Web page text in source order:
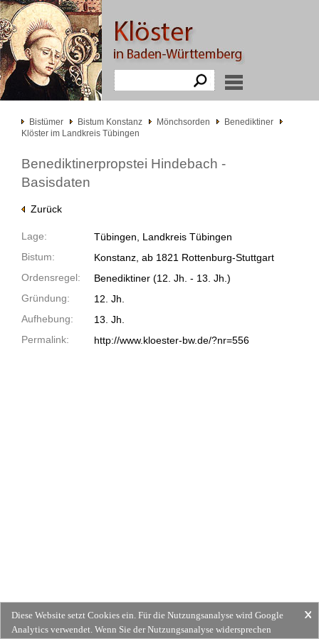
Bistümer Bistum Konstanz Mönchsorden
Benediktiner
Klöster im Landkreis Tübingen
Benediktinerpropstei Hindebach -
Basisdaten
Zurück
Lage:
Tübingen, Landkreis Tübingen
Bistum:
Konstanz, ab 1821 Rottenburg-Stuttgart
Ordensregel:
Benediktiner (12. Jh. - 13. Jh.)
Gründung:
12. Jh.
Aufhebung:
13. Jh.
Permalink:
http://www.kloester-bw.de/?nr=556
Diese Website setzt Cookies ein. Für die Nutzungsanalyse wird Google
Analytics verwendet. Wenn Sie der Nutzungsanalyse widersprechen